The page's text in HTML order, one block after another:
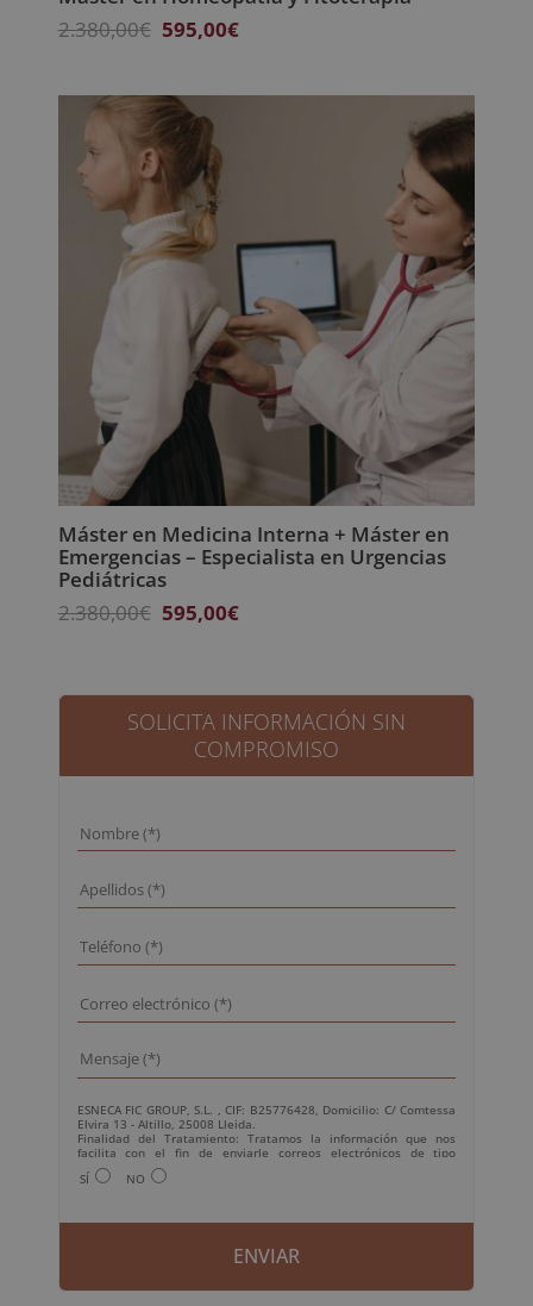
2.380,00€ El
era:
2.380,00€.
595,00€El
Máster en Medicina Interna + Máster en
Emergencias – Especialista en Urgencias
Pediátricas
2.380,00€ El
era:
2.380,00€.
595,00€El
es:
595,00€.
SOLICITA INFORMACIÓN SIN
COMPROMISO
ESNECA FIC GROUP, S.L. , CIF: B25776428, Domicilio: C/ Comtessa
Elvira 13 - Altillo, 25008 Lleida.
Finalidad del Tratamiento: Tratamos la información que nos
facilita con el fin de enviarle correos electrónicos de tipo
comercial relacionado con los productos ofrecidos y otros tipo de
productos que fueran de su interés.
suficientemente, dirigiéndose a la dirección
Para más información consulte nuestra Política de Privacidad.
Desea recibir información comercial (vía telefónica y/o email):
SÍ NO